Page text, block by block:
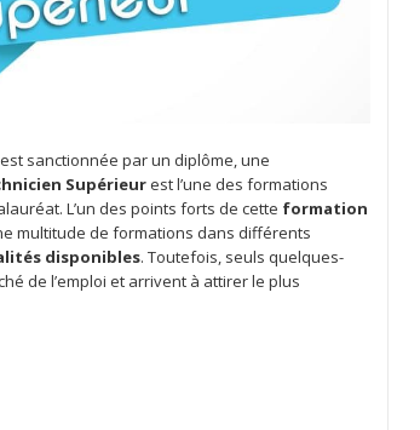
est sanctionnée par un diplôme, une
Supérieurest l’une des formations
L’un des points forts de cette formation
multitude de formations dans différents
disponibles. Toutefois, seuls quelques-
de l’emploi et arrivent à attirer le plus